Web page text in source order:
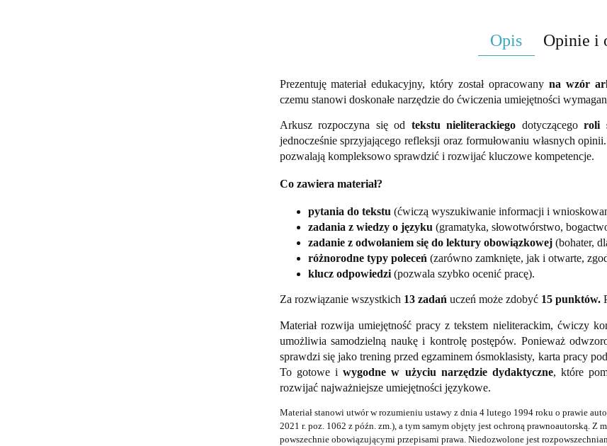
Opis Opinie i
Prezentuję materiał edukacyjny, który został opracowanyna wzór
czemu stanowi doskonałe narzędzie do ćwiczenia umiejętności
Arkusz rozpoczyna się od tekstu nieliterackiego dotyczącegoroli
jednocześnie sprzyjającego refleksji oraz formułowaniu własnych
pozwalają kompleksowo sprawdzić i rozwijać kluczowe kompetencje.
Co zawiera materiał?
pytania do tekstu (ćwiczą wyszukiwanie informacji i
zadania z wiedzy o języku (gramatyka, słowotwórstwo,
zadanie z odwołaniem się do lektury obowiązkowej(bohater,
różnorodne typy poleceń (zarówno zamknięte, jak i otwarte,
klucz odpowiedzi(pozwala szybko ocenić pracę).
Za rozwiązanie wszystkich 13 zadań uczeń może zdobyć 15 punktów.
Materiał rozwija umiejętność pracy z tekstem nieliterackim, ćwiczy
umożliwia samodzielną naukę i kontrolę postępów. Ponieważ
sprawdzi się jako trening przed egzaminem ósmoklasisty, karta pracy
To gotowe iwygodne w użyciu narzędzie dydaktyczne, które
rozwijać najważniejsze umiejętności językowe.
Materiał stanowi utwór w rozumieniu ustawy z dnia 4 lutego 1994 roku o prawie
2021 r. poz. 1062 z późn. zm.), a tym samym objęty jest ochroną prawnoautorską. Z
powszechnie obowiązującymi przepisami prawa. Niedozwolone jest